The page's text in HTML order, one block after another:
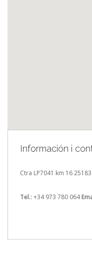
Información i
Ctra LP7041 km 16
Tel.: +34 973 780 064